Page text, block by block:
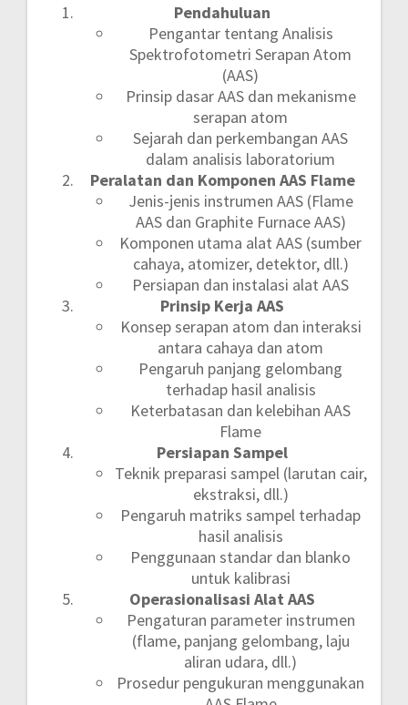
Pendahuluan
Pengantar tentang Analisis
Spektrofotometri Serapan Atom
(AAS)
Prinsip dasar AAS dan mekanisme
serapan atom
Sejarah dan perkembangan AAS
dalam analisis laboratorium
Peralatan dan Komponen AAS Flame
Jenis-jenis instrumen AAS (Flame
AAS dan Graphite Furnace AAS)
Komponen utama alat AAS (sumber
cahaya, atomizer, detektor, dll.)
Persiapan dan instalasi alat AAS
Prinsip Kerja AAS
Konsep serapan atom dan interaksi
antara cahaya dan atom
Pengaruh panjang gelombang
terhadap hasil analisis
Keterbatasan dan kelebihan AAS
Flame
Persiapan Sampel
Teknik preparasi sampel (larutan cair,
ekstraksi, dll.)
Pengaruh matriks sampel terhadap
hasil analisis
Penggunaan standar dan blanko
untuk kalibrasi
Operasionalisasi Alat AAS
Pengaturan parameter instrumen
(flame, panjang gelombang, laju
aliran udara, dll.)
Prosedur pengukuran menggunakan